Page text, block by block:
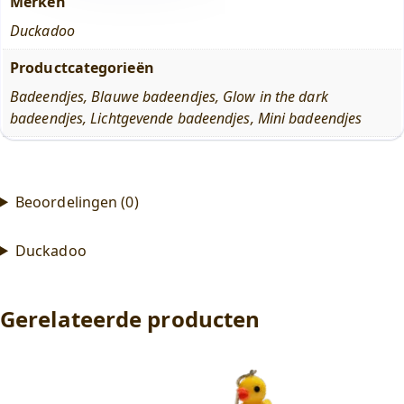
Duckadoo
Productcategorieën
Badeendjes,Blauwe badeendjes, Glow in the dark
badeendjes,Lichtgevende badeendjes, Mini badeendjes
Beoordelingen (0)
Duckadoo
Gerelateerde producten